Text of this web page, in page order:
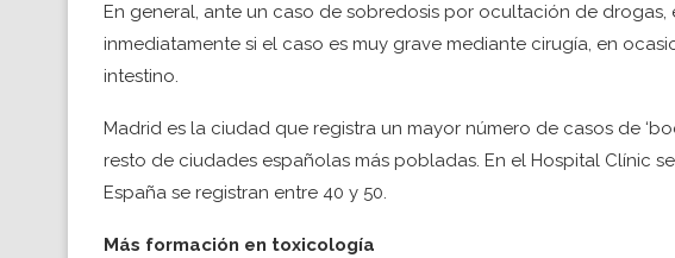
En general, ante un caso de sobredosis por ocultación de
inmediatamente si el caso es muy grave mediante cirugía, en
intestino.
Madrid es la ciudad que registra un mayor número de casos de
resto de ciudades españolas más pobladas. En el Hospital Clínic
España se registran entre 40 y 50.
Más formación en toxicología